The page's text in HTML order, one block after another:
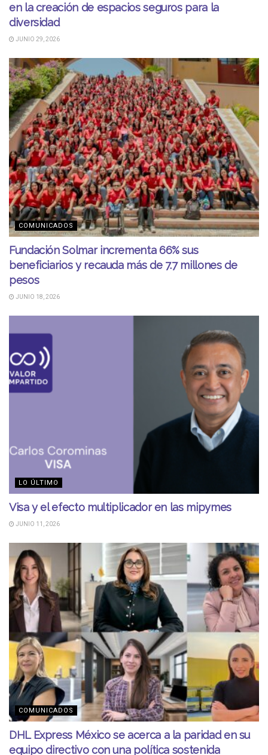
en la creación de espacios seguros para la
diversidad
JUNIO 29, 2026
COMUNICADOS
Fundación Solmar incrementa 66% sus
beneficiarios y recauda más de 7.7 millones de
pesos
JUNIO 18, 2026
LO ÚLTIMO
Visa y el efecto multiplicador en las mipymes
JUNIO 11, 2026
COMUNICADOS
DHL Express México se acerca a la paridad en su
equipo directivo con una política sostenida